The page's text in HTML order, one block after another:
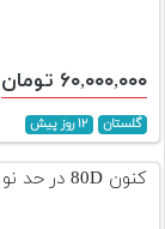
۶۰,۰۰۰,۰۰۰ تومان
گلستان ۱۲ روز پیش
کنون 80D در حد نو